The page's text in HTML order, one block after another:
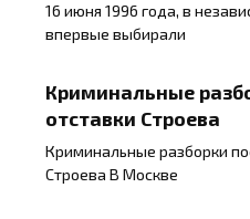
16 июня 1996 года, в
впервые выбирали
Криминальные
отставки Строева
Криминальные разборки
Строева В Москве